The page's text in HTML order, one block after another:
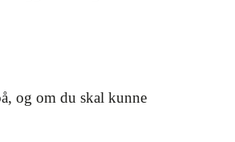
og om du skal kunne